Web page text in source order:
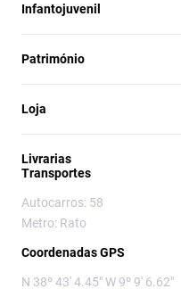
Infantojuvenil
Património
Loja
Livrarias
Transportes
Autocarros: 58
Metro: Rato
Coordenadas GPS
N 38º 43' 4.45" W 9º 9' 6.62"